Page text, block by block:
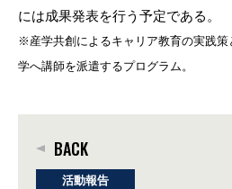
には成果発表を行う予定である。
※産学共創によるキャリア教育の実践
学へ講師を派遣するプログラム。
BACK
活動報告